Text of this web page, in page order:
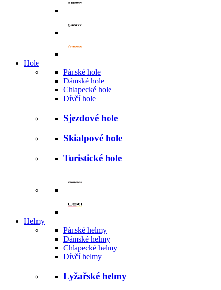
Hole
Pánské hole
Dámské hole
Chlapecké hole
Dívčí hole
Sjezdové hole
Skialpové hole
Turistické hole
Helmy
Pánské helmy
Dámské helmy
Chlapecké helmy
Dívčí helmy
Lyžařské helmy